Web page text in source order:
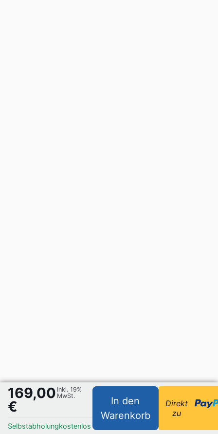
169,00
€
Inkl. 19%
MwSt.
Selbstabholungkostenlos
In den
Warenkorb
Direkt
zu